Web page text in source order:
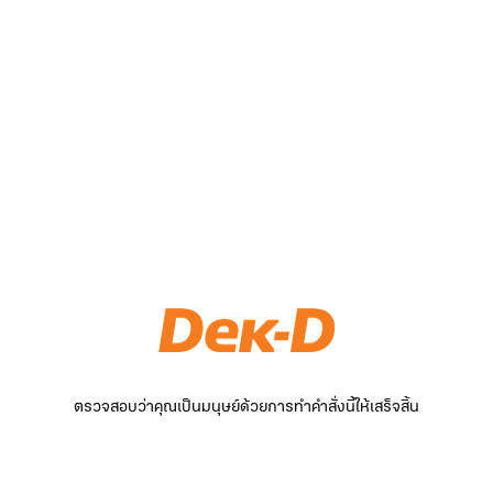
ตรวจสอบว่าคุณเป็นมนุษย์ด้วยการทำคำสั่งนี้ให้เสร็จสิ้น